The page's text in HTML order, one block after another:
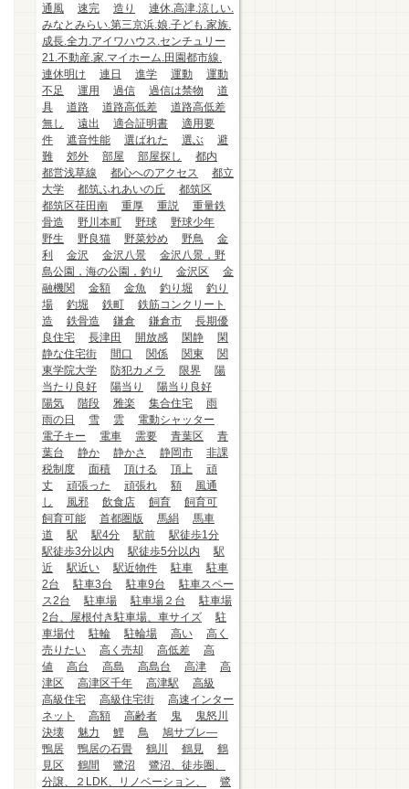
通風
速完 造り
連休.高津.涼しい.
みなとみらい.第三京浜.娘.子ども.家族.
成長.全力.アイワハウス.センチュリー
21.不動産.家.マイホーム.田園都市線.
連休明け
連日 進学 運動
運動
不足
運用 過信 過信は禁物
道
具
道路 道路高低差
道路高低差
無し
遠出 適合証明書
適用要
件
遮音性能 選ばれた 選ぶ
避
難
郊外 部屋 部屋探し
都内
都営浅草線
都心へのアクセス
都立
大学
都筑ふれあいの丘
都筑区
都筑区荏田南
重厚 重説
重量鉄
骨造
野川本町 野球
野球少年
野生
野良猫 野菜炒め 野鳥
金
利
金沢 金沢八景
金沢八景，野
島公園，海の公園，釣り
金沢区
金
融機関
金額 金魚 釣り堀
釣り
場
釣堀 鉄町
鉄筋コンクリート
造
鉄骨造 鎌倉 鎌倉市
長期優
良住宅
長津田 開放感 閑静
閑
静な住宅街
間口 関係 関東
関
東学院大学
防犯カメラ 限界
陽
当たり良好
陽当り
陽当り良好
陽気
階段 雅楽 集合住宅
雨
雨の日
雪 雲
電動シャッター
電子キー
電車 需要 青葉区
青
葉台
静か 静かさ 静岡市
非課
税制度
面積 頂ける 頂上
頑
丈
頑張った 頑張れ 額
風通
し
風邪 飲食店 飼育
飼育可
飼育可能
首都圏版 馬絹
馬車
道
駅 駅4分 駅前
駅徒歩1分
駅徒歩3分以内
駅徒歩5分以内
駅
近
駅近い 駅近物件 駐車
駐車
2台
駐車3台 駐車9台
駐車スペー
ス2台
駐車場 駐車場２台
駐車場
2台、屋根付き駐車場、車サイズ
駐
車場付
駐輪 駐輪場 高い
高く
売りたい
高く売却 高低差
高
値
高台 高島 高島台 高津
高
津区
高津区千年 高津駅
高級
高級住宅
高級住宅街
高速インター
ネット
高額 高齢者 鬼
鬼怒川
決壊
魅力 鯉 鳥
鳩サブレ―
鴨居
鴨居の石畳 鶴川 鶴見
鶴
見区
鶴間 鷺沼
鷺沼、徒歩圏、
分譲、２LDK、リノベーション、
鷺